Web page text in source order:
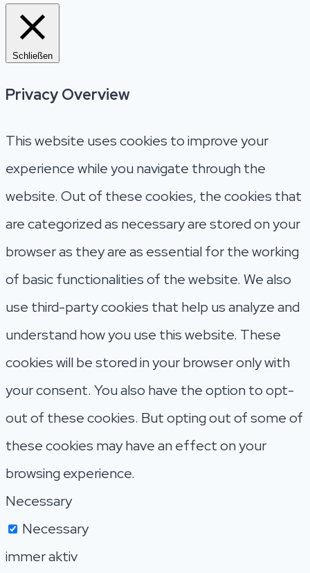
Schließen
Privacy Overview
This website uses cookies to improve your
experience while you navigate through the
website. Out of these cookies, the cookies that
are categorized as necessary are stored on your
browser as they are as essential for the working
of basic functionalities of the website. We also
use third-party cookies that help us analyze and
understand how you use this website. These
cookies will be stored in your browser only with
your consent. You also have the option to opt-
out of these cookies. But opting out of some of
these cookies may have an effect on your
browsing experience.
Necessary
Necessary
immer aktiv